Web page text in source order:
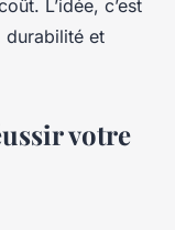
L’idée, c’est
durabilité et
votre